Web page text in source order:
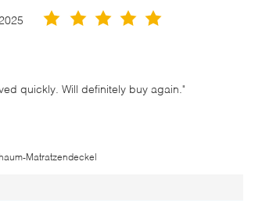
quickly. Will definitely buy again."
Matratzendeckel